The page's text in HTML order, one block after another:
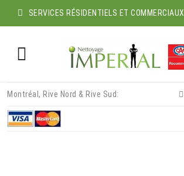
SERVICES RÉSIDENTIELS ET COMMERCIAUX
content
Montréal, Rive Nord & Rive Sud: